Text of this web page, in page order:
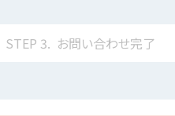
STEP 3. お問い合わせ完了